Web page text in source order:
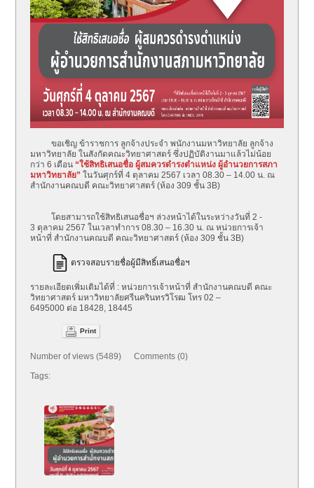
ขอเชิญ ข้าราชการ ลูกจ้างประจำ พนักงานมหาวิทยาลัย ลูกจ้าง
มหาวิทยาลัย ในสังกัดคณะวิทยาศาสตร์ ซึ่งปฏิบัติงานมาแล้วไม่น้อย
กว่า 6 เดือน “ใช้สิทธิเสนอชื่อ ผู้สมควรดำรงตำแหน่ง ผู้อำนวยการสภา
มหาวิทยาลัย” ในวันศุกร์ที่ 4 ตุลาคม 2567 เวลา 08.30 – 14.00 น. ณ
สำนักงานคณบดี คณะวิทยาศาสตร์ (ห้อง 309 ชั้น 3B)
โดยสามารถใช้สิทธิเสนอชื่อฯ ล่วงหน้าได้ในระหว่างวันที่ 2 -
3 ตุลาคม 2567 ในเวลาทำการ 08.30 – 16.30 น. ณ หน่วยการเจ้า
หน้าที่ สำนักงานคณบดี คณะวิทยาศาสตร์ (ห้อง 309 ชั้น 3B)
ตรวจสอบรายชื่อผู้มีสิทธิ์เสนอชื่อฯ
รายละเอียดเพิ่มเติมได้ที่ : หน่วยการเจ้าหน้าที่ สำนักงานคณบดี คณะ
วิทยาศาสตร์ มหาวิทยาลัยศรีนครินทรวิโรฒ โทร 02 –
6495000 ต่อ 18428, 18445
Print
Number of views (5489) Comments (0)
Tags: